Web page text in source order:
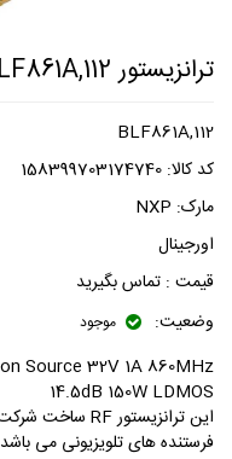
ترانزیستور BLF861A,112
BLF861A,112
کد کالا: 158399703174740
مارک: NXP
اورجینال
قیمت : تماس بگیرید
وضعیت:
موجود
Source 32V 1A 860MHz
14.5dB 150W LDMOS
فرستنده های تلویزیونی می